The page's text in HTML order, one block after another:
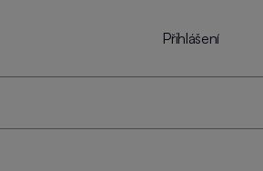
Přihlášení